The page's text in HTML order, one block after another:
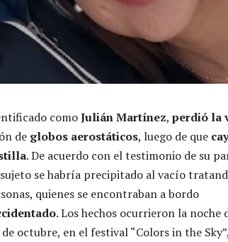
comoJulián Martínez, perdió la
de globos aerostáticos, luego de que
. De acuerdo con el testimonio de su
se habría precipitado al vacío
quienes se encontraban a bordo
. Los hechos ocurrieron la noche
octubre, en el festival “Colors in the